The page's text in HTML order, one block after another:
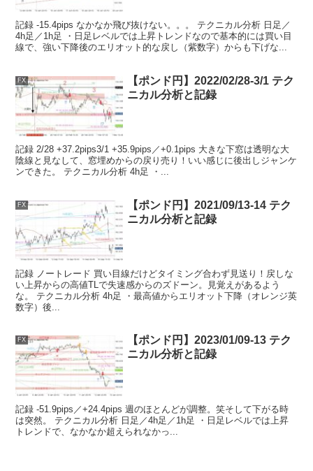
記録 -15.4pips なかなか飛び抜けない。。。 テクニカル分析 日足／
4h足／1h足 ・日足レベルでは上昇トレンドなので基本的には買い目
線で、強い下降後のエリオット的な戻し（紫数字）からも下げな...
FX
【ポンド円】2022/02/28-3/1 テク
ニカル分析と記録
記録 2/28 +37.2pips3/1 +35.9pips／+0.1pips 大きな下窓は透明な大
陰線と見なして、窓埋めからの戻り売り！いい感じに後出しジャンケ
ンできた。 テクニカル分析 4h足 ・...
FX
【ポンド円】2021/09/13-14 テク
ニカル分析と記録
記録 ノートレード 買い目線だけどタイミング合わず見送り！戻しな
い上昇からの高値TLで失速感からのズドーン。見覚えがあるよう
な。 テクニカル分析 4h足 ・最高値からエリオット下降（オレンジ英
数字）後...
FX
【ポンド円】2023/01/09-13 テク
ニカル分析と記録
記録 -51.9pips／+24.4pips 週のほとんどが調整。笑そして下がる時
は突然。 テクニカル分析 日足／4h足／1h足 ・日足レベルでは上昇
トレンドで、なかなか超えられなかっ...